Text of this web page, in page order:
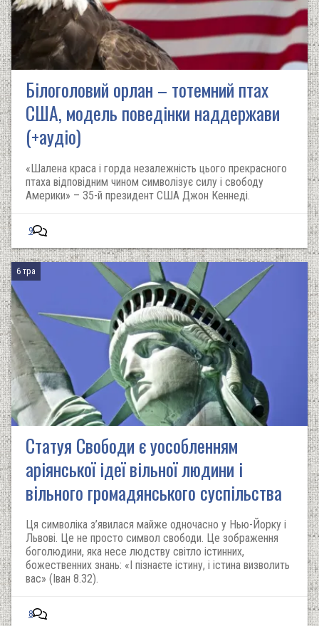
Білоголовий орлан – тотемний птах
США, модель поведінки наддержави
(+аудіо)
«Шалена краса і горда незалежність цього прекрасного
птаха відповідним чином символізує силу і свободу
Америки» – 35-й президент США Джон Кеннеді.
9
6 тра
Статуя Свободи є уособленням
аріянської ідеї вільної людини і
вільного громадянського суспільства
Ця символіка з’явилася майже одночасно у Нью-Йорку і
Львові. Це не просто символ свободи. Це зображення
боголюдини, яка несе людству світло істинних,
божественних знань: «І пізнаєте істину, і істина визволить
вас» (Іван 8.32).
8